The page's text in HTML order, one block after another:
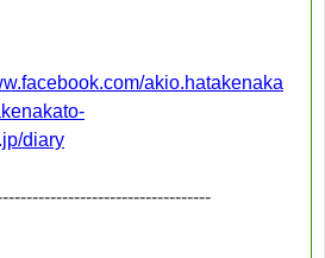
akio.hatakenaka
diary